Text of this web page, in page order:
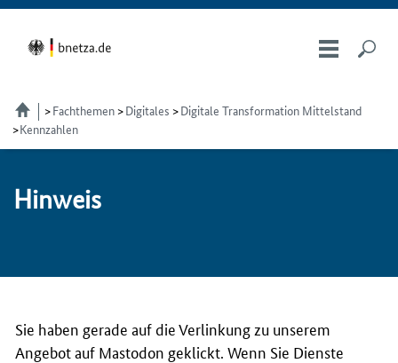
Fachthemen Digitales
Digitale Transformation Mittelstand
Kennzahlen
Hin­weis
Sie haben gerade auf die Verlinkung zu unserem
Angebot auf Mastodon geklickt. Wenn Sie Dienste